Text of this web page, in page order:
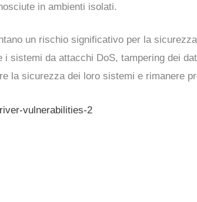
in ambienti isolati.
un rischio significativo per la
sistemi da attacchi DoS, tampering dei
la sicurezza dei loro sistemi e rimanere
vulnerabilities-2